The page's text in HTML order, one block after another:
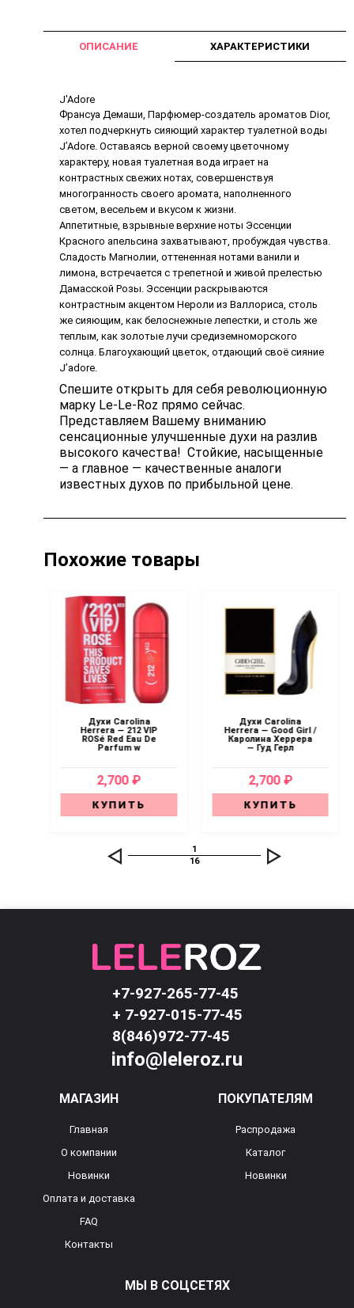
ОПИСАНИЕ ХАРАКТЕРИСТИКИ
J'Adore
Франсуа Демаши, Парфюмер-создатель ароматов Dior,
хотел подчеркнуть сияющий характер туалетной воды
J’Adore. Оставаясь верной своему цветочному
характеру, новая туалетная вода играет на
контрастных свежих нотах, совершенствуя
многогранность своего аромата, наполненного
светом, весельем и вкусом к жизни.
Аппетитные, взрывные верхние ноты Эссенции
Красного апельсина захватывают, пробуждая чувства.
Сладость Магнолии, оттененная нотами ванили и
лимона, встречается с трепетной и живой прелестью
Дамасской Розы. Эссенции раскрываются
контрастным акцентом Нероли из Валлориса, столь
же сияющим, как белоснежные лепестки, и столь же
теплым, как золотые лучи средиземноморского
солнца. Благоухающий цветок, отдающий своё сияние
J’adore.
Спешите открыть для себя революционную
марку Le-Le-Roz прямо сейчас.
Представляем Вашему вниманию
сенсационные улучшенные духи на разлив
высокого качества! Стойкие, насыщенные
— а главное — качественные аналоги
известных духов по прибыльной цене.
Похожие товары
Духи Carolina
Herrera — 212 VIP
ROSé Red Eau De
Parfum w
2,700 ₽
КУПИТЬ
Духи Carolina
Herrera — Good Girl /
Каролина Херрера
— Гуд Герл
2,700 ₽
КУПИТЬ
1
16
+7-927-265-77-45
+ 7-927-015-77-45
8(846)972-77-45
info@leleroz.ru
МАГАЗИН
Главная
О компании
Новинки
Оплата и доставка
FAQ
Контакты
ПОКУПАТЕЛЯМ
Распродажа
Каталог
Новинки
МЫ В СОЦСЕТЯХ